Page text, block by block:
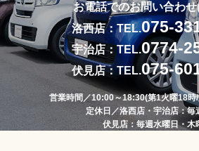
お電話でのお問い合わ
洛西店：TEL.075-
宇治店：TEL.0774-
伏見店：TEL.075-
営業時間／10:00～18:30(第1火曜18時
定休日／洛西店・宇治店：毎
伏見店：毎週水曜日・木